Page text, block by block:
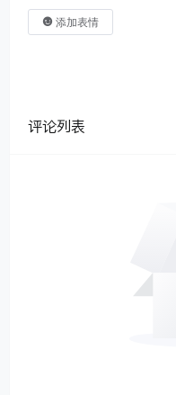
添加表情
评论列表